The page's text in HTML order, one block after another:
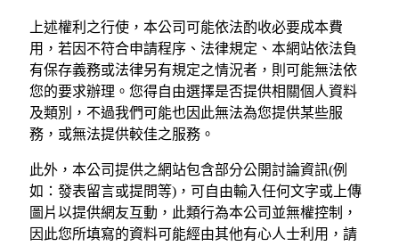
上述權利之行使，本公司可能依法酌收必要成本費
用，若因不符合申請程序、法律規定、本網站依法負
有保存義務或法律另有規定之情況者，則可能無法依
您的要求辦理。您得自由選擇是否提供相關個人資料
及類別，不過我們可能也因此無法為您提供某些服
務，或無法提供較佳之服務。
此外，本公司提供之網站包含部分公開討論資訊(例
如：發表留言或提問等)，可自由輸入任何文字或上傳
圖片以提供網友互動，此類行為本公司並無權控制，
因此您所填寫的資料可能經由其他有心人士利用，請